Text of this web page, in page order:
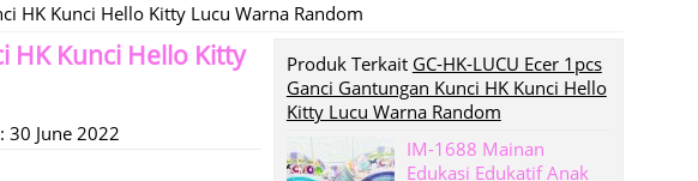
HK Kunci Hello Kitty Lucu Warna Random
HK Kunci Hello Kitty
30 June 2022
Produk Terkait GC-HK-LUCU Ecer 1pcs
Ganci Gantungan Kunci HK Kunci Hello
Kitty Lucu Warna Random
IM-1688 Mainan
Edukasi Edukatif Anak